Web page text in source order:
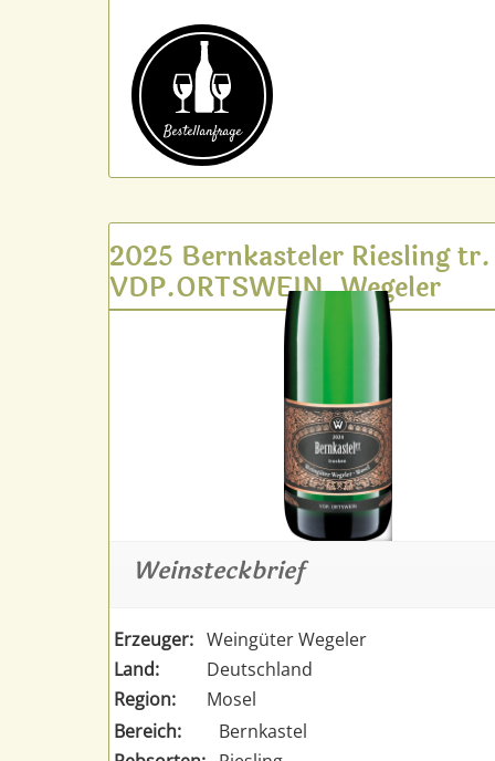
Bestell­anfrage
2025 Bernkasteler Riesling tr.
VDP.ORTSWEIN, Wegeler
Weinsteckbrief
Erzeuger: Weingüter Wegeler
Land:
Deutschland
Region:
Mosel
Bereich:
Bernkastel